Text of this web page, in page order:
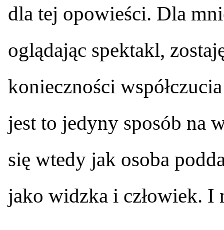
dla tej opowieści. Dla
oglądając spektakl,
konieczności
jest to jedyny sposób na
się wtedy jak osoba
jako widzka i człowiek. I